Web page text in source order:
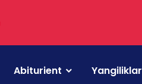
Abiturient Yangiliklar